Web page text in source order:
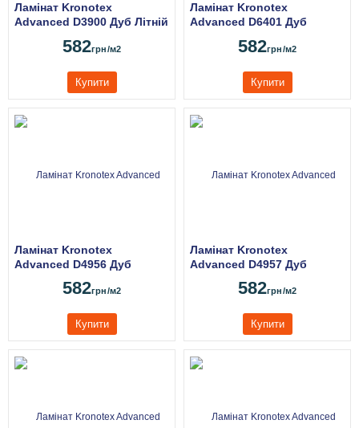
Ламінат Kronotex
Advanced D3900 Дуб Літній
582грн/м2
Купити
Ламінат Kronotex
Advanced D6401 Дуб
582грн/м2
Купити
Ламінат Kronotex
Advanced D4956 Дуб
582грн/м2
Купити
Ламінат Kronotex
Advanced D4957 Дуб
582грн/м2
Купити